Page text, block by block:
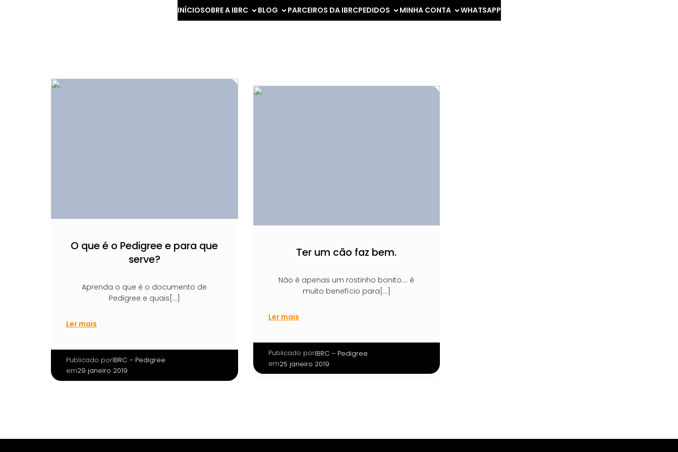
INÍCIOSOBRE A IBRC BLOG PARCEIROS DA IBRCPEDIDOS MINHA CONTA WHATSAPP
O que é o Pedigree e para que
serve?
Aprenda o que é o documento de
Pedigree e quais[…]
Ler mais
Publicado porIBRC – Pedigree
em29 janeiro 2019
Ter um cão faz bem.
Não é apenas um rostinho bonito…. é
muito benefício para[…]
Ler mais
Publicado porIBRC – Pedigree
em25 janeiro 2019